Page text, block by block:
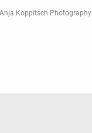
Koppitsch Photography